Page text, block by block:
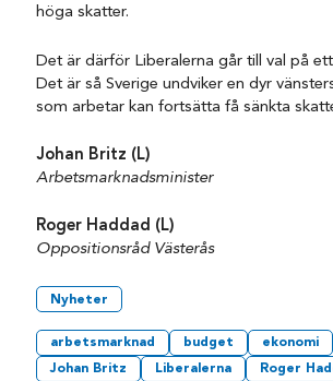
höga skatter.
Det är därför Liberalerna går till val på
Det är så Sverige undviker en dyr
som arbetar kan fortsätta få sänkta
Johan Britz (L)
Arbetsmarknadsminister
Roger Haddad (L)
Oppositionsråd Västerås
Nyheter
arbetsmarknad budget ekonomi
Johan Britz
Liberalerna
Roger